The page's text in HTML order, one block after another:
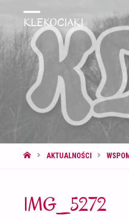
KLEKOCIAKI
STRONA
AKTUALNOŚCI
IMG_5272